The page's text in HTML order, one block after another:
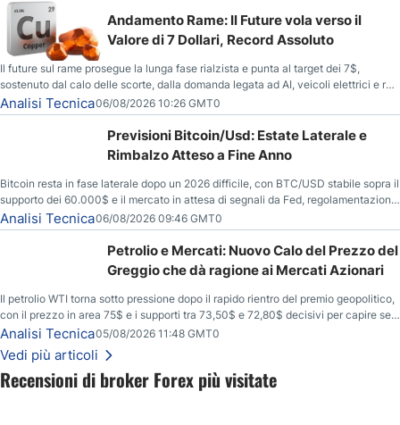
Recensioni di broker Forex più visitate
Andamento Rame: Il Future vola verso il
Valore di 7 Dollari, Record Assoluto
Il future sul rame prosegue la lunga fase rialzista e punta al target dei 7$,
sostenuto dal calo delle scorte, dalla domanda legata ad AI, veicoli elettrici e reti
energetiche, e dai timori di deficit produttivo dal 2028.
Analisi Tecnica06/08/2026 10:26 GMT0
Previsioni Bitcoin/Usd: Estate Laterale e
Rimbalzo Atteso a Fine Anno
Bitcoin resta in fase laterale dopo un 2026 difficile, con BTC/USD stabile sopra il
supporto dei 60.000$ e il mercato in attesa di segnali da Fed, regolamentazione
USA ed elezioni di medio termine.
Analisi Tecnica06/08/2026 09:46 GMT0
Petrolio e Mercati: Nuovo Calo del Prezzo del
Greggio che dà ragione ai Mercati Azionari
Il petrolio WTI torna sotto pressione dopo il rapido rientro del premio geopolitico,
con il prezzo in area 75$ e i supporti tra 73,50$ e 72,80$ decisivi per capire se il
ribasso potrà estendersi verso quota 70$.
Analisi Tecnica05/08/2026 11:48 GMT0
Vedi più articoli